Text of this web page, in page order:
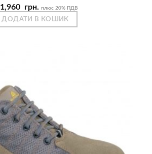
1,960 грн. плюс 20% ПДВ
ДОДАТИ В КОШИК